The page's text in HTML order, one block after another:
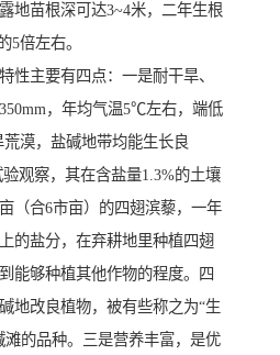
地苗根深可达3~4米，二年生根
5倍左右。
性主要有四点：一是耐干旱、
，年均气温5℃左右，端低
漠，盐碱地带均能生长良
观察，其在含盐量1.3%的土壤
（合6市亩）的四翅滨藜，一年
的盐分，在弃耕地里种植四翅
能够种植其他作物的程度。四
地改良植物，被有些称之为“生
滩的品种。三是营养丰富，是优